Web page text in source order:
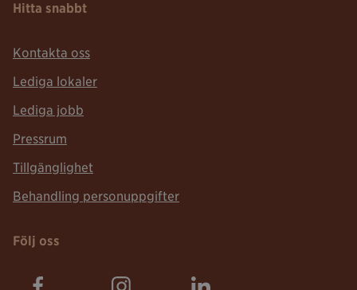
Hitta snabbt
Kontakta oss
Lediga lokaler
Lediga jobb
Pressrum
Tillgänglighet
Behandling personuppgifter
Följ oss